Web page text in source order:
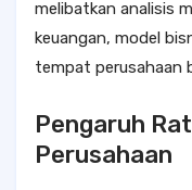
melibatkan analisis
keuangan, model
tempat perusahaan
Pengaruh
Perusahaan